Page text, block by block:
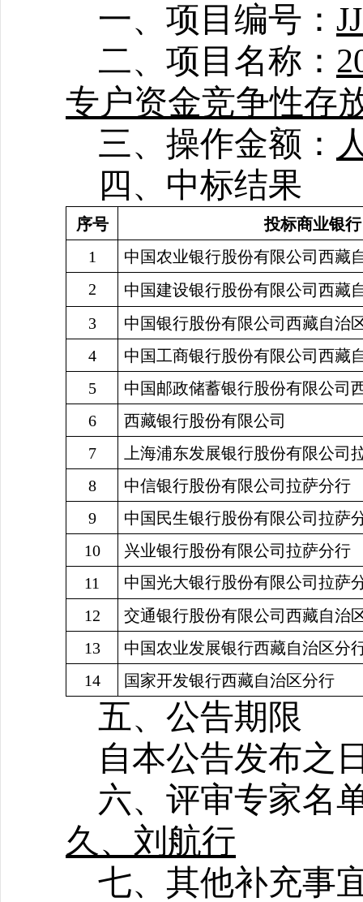
一、项目编号：
二、项目名称：
专户资金竞争性存
三、操作金额：
四、中标结果
序号
投标商业银行
1
中国农业银行股份有限公司西藏
2
中国建设银行股份有限公司西藏
3
中国银行股份有限公司西藏自治
4
中国工商银行股份有限公司西藏
5
中国邮政储蓄银行股份有限公司
6
西藏银行股份有限公司
7
上海浦东发展银行股份有限公司
8
中信银行股份有限公司拉萨分行
9
中国民生银行股份有限公司拉萨
10
兴业银行股份有限公司拉萨分行
11
中国光大银行股份有限公司拉萨
12
交通银行股份有限公司西藏自治
13
中国农业发展银行西藏自治区分
14
国家开发银行西藏自治区分行
五、公告期限
自本公告发布之
六、评审专家名
久、刘航行
七、其他补充事